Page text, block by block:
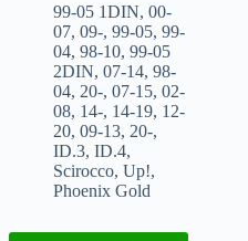
99-05 1DIN,00-
07,09-,99-05,99-
04,98-10,99-05
2DIN,07-14,98-
04, 20-,07-15,02-
08, 14-, 14-19, 12-
20,09-13, 20-,
ID.3,ID.4,
Scirocco,Up!,
Phoenix Gold